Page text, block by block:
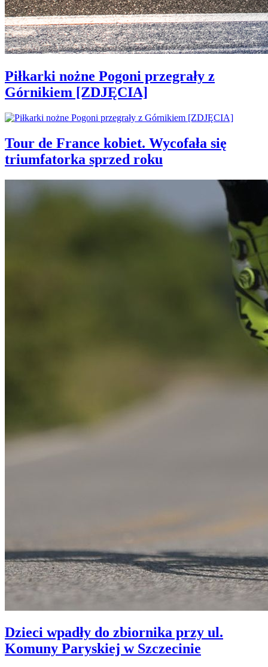
Piłkarki nożne Pogoni przegrały z
Górnikiem [ZDJĘCIA]
Tour de France kobiet. Wycofała się
triumfatorka sprzed roku
Dzieci wpadły do zbiornika przy ul.
Komuny Paryskiej w Szczecinie